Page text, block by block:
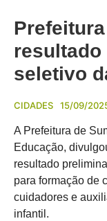
seletivo
CIDADES 15/09/
A Prefeitura de
Educação,
resultado
para formação de
cuidadores e
infantil.